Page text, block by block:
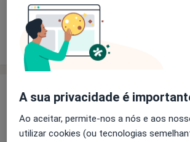
Experiência Preços
Experiência
Mostrar maissobre a
A sua privacidade é
Ao aceitar, permite-nos a nós e aos
utilizar cookies (ou tecnologias